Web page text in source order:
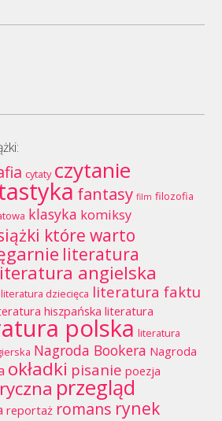
cytaty czytanie
fantasy film filozofia
klasyka komiksy
które warto
literatura
angielska
literatura dziecięca literatura faktu
hiszpańska literatura
polska literatura
Nagroda Bookera Nagroda
okładki pisanie poezja
przegląd
reportaż romans rynek